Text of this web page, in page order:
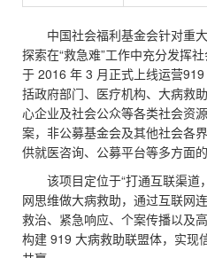
中国社会福利基金会针对重
探索在“救急难”工作中充分发挥
于 2016 年 3 月正式上线运营
括政府部门、医疗机构、大病救
心企业及社会公众等各类社会资
案，非公募基金会及其他社会各
供就医咨询、公募平台等多方面
该项目定位于“打通互联渠道
网思维做大病救助，通过互联网
救治、紧急响应、个案传播以及
构建 919 大病救助联盟体，实现